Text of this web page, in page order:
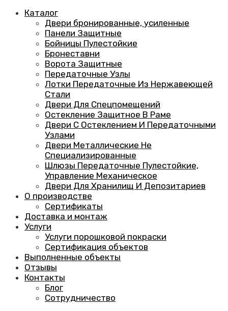
Каталог
Двери бронированные, усиленные
Панели Защитные
Бойницы Пулестойкие
Бронеставни
Ворота Защитные
Передаточные Узлы
Лотки Передаточные Из Нержавеющей
Стали
Двери Для Спецпомещений
Остекление Защитное В Раме
Двери С Остеклением И Передаточными
Узлами
Двери Металлические Не
Специализированные
Шлюзы Передаточные Пулестойкие,
Управление Механическое
Двери Для Хранилищ И Депозитариев
О производстве
Сертификаты
Доставка и монтаж
Услуги
Услуги порошковой покраски
Сертификация объектов
Выполненные объекты
Отзывы
Контакты
Блог
Сотрудничество